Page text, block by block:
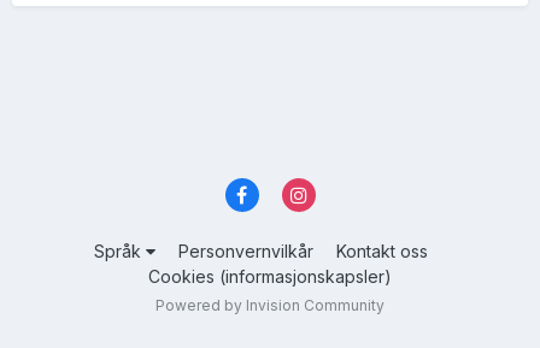
Språk Personvernvilkår
Kontakt oss
Cookies (informasjonskapsler)
Powered by Invision Community